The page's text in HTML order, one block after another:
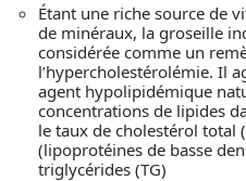
Étant une riche source de
de minéraux, la groseille
considérée comme un
l’hypercholestérolémie. Il
agent hypolipidémique
concentrations de lipides
le taux de cholestérol total
(lipoprotéines de basse
triglycérides (TG)